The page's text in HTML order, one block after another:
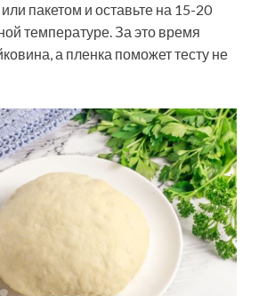
пакетом и оставьте на 15-20
температуре. За это время
а пленка поможет тесту не